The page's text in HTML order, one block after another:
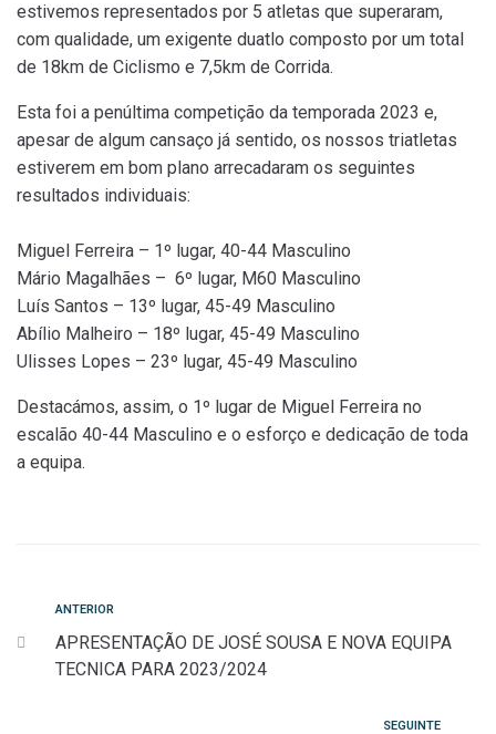
estivemos representados por 5 atletas que superaram,
com qualidade, um exigente duatlo composto por um total
de 18km de Ciclismo e 7,5km de Corrida.
Esta foi a penúltima competição da temporada 2023 e,
apesar de algum cansaço já sentido, os nossos triatletas
estiverem em bom plano arrecadaram os seguintes
resultados individuais:
Miguel Ferreira – 1º lugar, 40-44 Masculino
Mário Magalhães – 6º lugar, M60 Masculino
Luís Santos – 13º lugar, 45-49 Masculino
Abílio Malheiro – 18º lugar, 45-49 Masculino
Ulisses Lopes – 23º lugar, 45-49 Masculino
Destacámos, assim, o 1º lugar de Miguel Ferreira no
escalão 40-44 Masculino e o esforço e dedicação de toda
a equipa.
Navegação
de
Anterior
ANTERIOR
APRESENTAÇÃO DE JOSÉ SOUSA E NOVA EQUIPA
TECNICA PARA 2023/2024
SEGUINTE